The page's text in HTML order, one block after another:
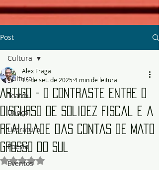
Post
Cultura
Teatro
Dança
Literatura
Poesia
Eventos
Cultura
Artigo - O Contraste entre o
Discurso de Solidez Fiscal e a
Realidade das Contas de Mato
Grosso do Sul
Alex Fraga
15 de set. de 20254 min de leitura
Avaliado com NaN de 5 estrelas.